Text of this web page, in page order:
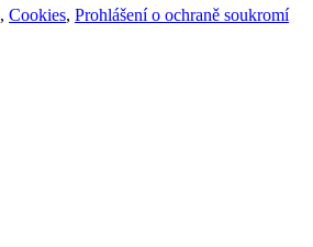
, Cookies, Prohlášení o ochraně soukromí